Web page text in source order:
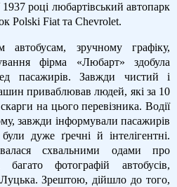
році любартівський автопарк
Polski Fiat та Chevrolet.
автобусам, зручному графіку,
фірма «Любарт» здобула
пасажирів. Завжди чистий і
приваблював людей, які за 10
на цього перевізника. Водії
завжди інформували пасажирів
дуже ґречні й інтелігентні.
схвальними одами про
фотографій автобусів,
Зрештою, дійшло до того,